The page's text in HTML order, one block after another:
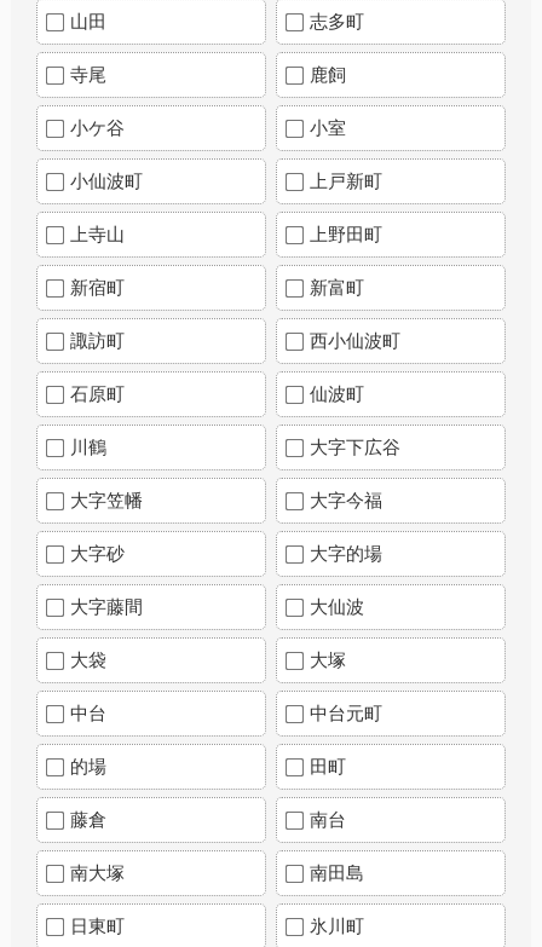
山田 志多町
寺尾 鹿飼
小ケ谷 小室
小仙波町 上戸新町
上寺山 上野田町
新宿町 新富町
諏訪町 西小仙波町
石原町 仙波町
川鶴 大字下広谷
大字笠幡 大字今福
大字砂 大字的場
大字藤間 大仙波
大袋 大塚
中台 中台元町
的場 田町
藤倉 南台
南大塚 南田島
日東町 氷川町